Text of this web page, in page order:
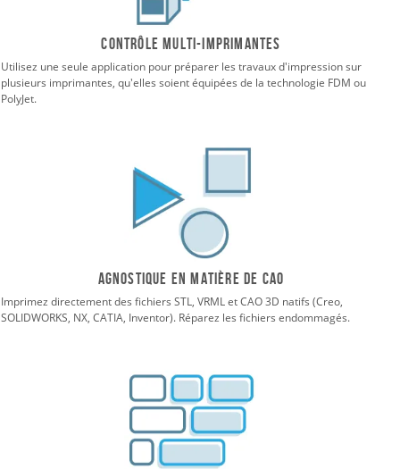
Contrôle multi-imprimantes
Utilisez une seule application pour préparer les travaux d'impression sur
plusieurs imprimantes, qu'elles soient équipées de la technologie FDM ou
PolyJet.
Agnostique en matière de CAO
Imprimez directement des fichiers STL, VRML et CAO 3D natifs (Creo,
SOLIDWORKS, NX, CATIA, Inventor). Réparez les fichiers endommagés.